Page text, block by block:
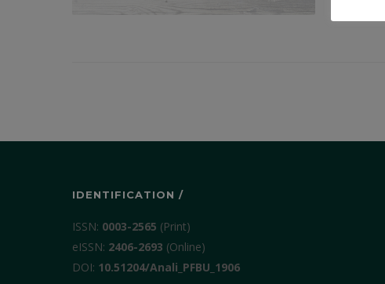
IDENTIFICATION /
ISSN: 0003-2565 (Print)
еISSN: 2406-2693 (Online)
DOI: 10.51204/Anali_PFBU_1906